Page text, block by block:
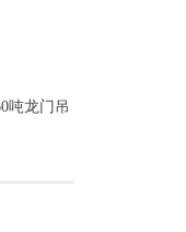
吨龙门吊